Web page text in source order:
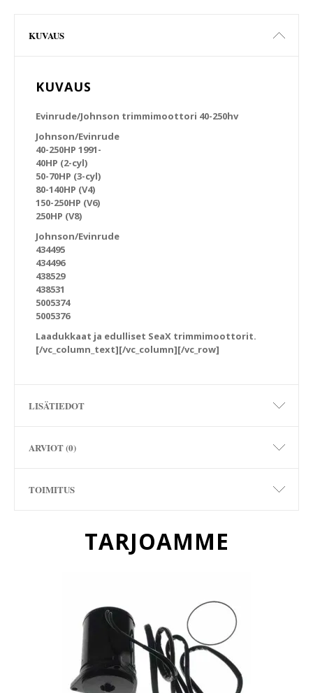
KUVAUS
KUVAUS
Evinrude/Johnson trimmimoottori 40-250hv
Johnson/Evinrude
40-250HP 1991-
40HP (2-cyl)
50-70HP (3-cyl)
80-140HP (V4)
150-250HP (V6)
250HP (V8)
Johnson/Evinrude
434495
434496
438529
438531
5005374
5005376
Laadukkaat ja edulliset SeaX trimmimoottorit.
[/vc_column_text][/vc_column][/vc_row]
LISÄTIEDOT
ARVIOT (0)
TOIMITUS
TARJOAMME